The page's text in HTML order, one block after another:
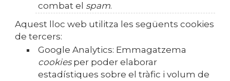
combat el spam.
Aquest lloc web utilitza les següents cookies
de tercers:
Google Analytics: Emmagatzema
cookiesper poder elaborar
estadístiques sobre el tràfic i volum de